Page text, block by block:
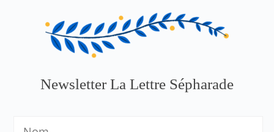
Newsletter La Lettre Sépharade